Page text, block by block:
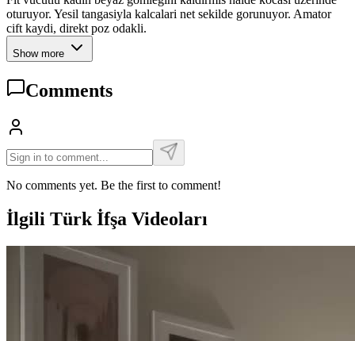
oturuyor. Yesil tangasiyla kalcalari net sekilde gorunuyor. Amator
cift kaydi, direkt poz odakli.
Show more
Comments
No comments yet. Be the first to comment!
İlgili Türk İfşa Videoları